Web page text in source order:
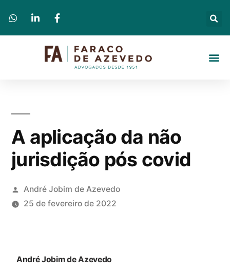
A aplicação da não
jurisdição pós covid
André Jobim de Azevedo
25 de fevereiro de 2022
André Jobim de Azevedo